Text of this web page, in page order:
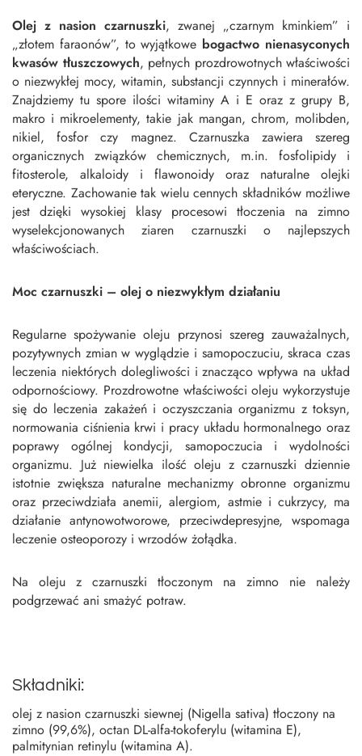
Olej z nasion czarnuszki, zwanej „czarnym kminkiem” i
„złotem faraonów”, to wyjątkowe bogactwo nienasyconych
kwasów tłuszczowych, pełnych prozdrowotnych właściwości
o niezwykłej mocy, witamin, substancji czynnych i minerałów.
Znajdziemy tu spore ilości witaminy A i E oraz z grupy B,
makro i mikroelementy, takie jak mangan, chrom, molibden,
nikiel, fosfor czy magnez. Czarnuszka zawiera szereg
organicznych związków chemicznych, m.in. fosfolipidy i
fitosterole, alkaloidy i flawonoidy oraz naturalne olejki
eteryczne. Zachowanie tak wielu cennych składników możliwe
jest dzięki wysokiej klasy procesowi tłoczenia na zimno
wyselekcjonowanych ziaren czarnuszki o najlepszych
właściwościach.
Moc czarnuszki – olej o niezwykłym działaniu
Regularne spożywanie oleju przynosi szereg zauważalnych,
pozytywnych zmian w wyglądzie i samopoczuciu, skraca czas
leczenia niektórych dolegliwości i znacząco wpływa na układ
odpornościowy. Prozdrowotne właściwości oleju wykorzystuje
się do leczenia zakażeń i oczyszczania organizmu z toksyn,
normowania ciśnienia krwi i pracy układu hormonalnego oraz
poprawy ogólnej kondycji, samopoczucia i wydolności
organizmu. Już niewielka ilość oleju z czarnuszki dziennie
istotnie zwiększa naturalne mechanizmy obronne organizmu
oraz przeciwdziała anemii, alergiom, astmie i cukrzycy, ma
działanie antynowotworowe, przeciwdepresyjne, wspomaga
leczenie osteoporozy i wrzodów żołądka.
Na oleju z czarnuszki tłoczonym na zimno nie należy
podgrzewać ani smażyć potraw.
Składniki:
olej z nasion czarnuszki siewnej (Nigella sativa) tłoczony na
zimno (99,6%), octan DL-alfa-tokoferylu (witamina E),
palmitynian retinylu (witamina A).